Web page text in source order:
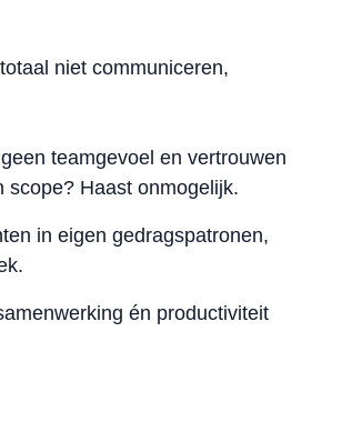
niet communiceren,
teamgevoel en vertrouwen
scope? Haast onmogelijk.
in eigen gedragspatronen,
én productiviteit